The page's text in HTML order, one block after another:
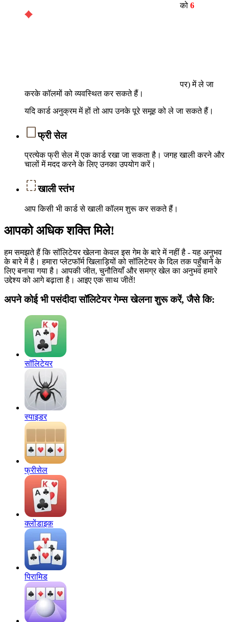
को 6
पर) में ले जा
करके कॉलमों को व्यवस्थित कर सकते हैं।
यदि कार्ड अनुक्रम में हों तो आप उनके पूरे समूह को ले जा सकते हैं।
फ्री सेल
प्रत्येक फ्री सेल में एक कार्ड रखा जा सकता है। जगह खाली करने और
चालों में मदद करने के लिए उनका उपयोग करें।
खाली स्तंभ
आप किसी भी कार्ड से खाली कॉलम शुरू कर सकते हैं।
आपको अधिक शक्ति मिले!
हम समझते हैं कि सॉलिटेयर खेलना केवल इस गेम के बारे में नहीं है - यह अनुभव
के बारे में है। हमारा प्लेटफॉर्म खिलाड़ियों को सॉलिटेयर के दिल तक पहुँचाने के
लिए बनाया गया है। आपकी जीत, चुनौतियाँ और समग्र खेल का अनुभव हमारे
उद्देश्य को आगे बढ़ाता है। आइए एक साथ जीतें!
अपने कोई भी पसंदीदा सॉलिटेयर गेम्स खेलना शुरू करें, जैसे कि:
सॉलिटेयर
स्पाइडर
फ्रीसेल
क्लोंडाइक
पिरामिड